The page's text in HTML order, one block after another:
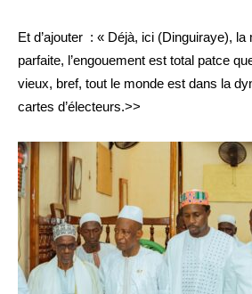
Et d’ajouter : « Déjà, ici (Dinguiraye), la
parfaite, l’engouement est total patce
vieux, bref, tout le monde est dans la
cartes d’électeurs.>>